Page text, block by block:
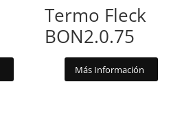
Termo Fleck
BON2.0.75
Más Información